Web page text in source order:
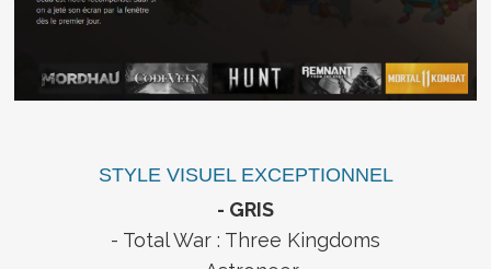
STYLE VISUEL EXCEPTIONNEL
- GRIS
- Total War : Three Kingdoms